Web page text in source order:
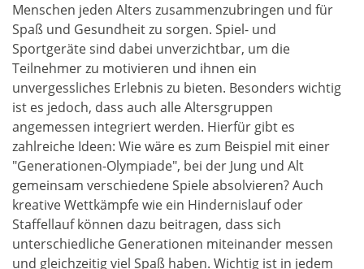
Menschen jeden Alters zusammenzubringen und für
Spaß und Gesundheit zu sorgen. Spiel- und
Sportgeräte sind dabei unverzichtbar, um die
Teilnehmer zu motivieren und ihnen ein
unvergessliches Erlebnis zu bieten. Besonders wichtig
ist es jedoch, dass auch alle Altersgruppen
angemessen integriert werden. Hierfür gibt es
zahlreiche Ideen: Wie wäre es zum Beispiel mit einer
"Generationen-Olympiade", bei der Jung und Alt
gemeinsam verschiedene Spiele absolvieren? Auch
kreative Wettkämpfe wie ein Hindernislauf oder
Staffellauf können dazu beitragen, dass sich
unterschiedliche Generationen miteinander messen
und gleichzeitig viel Spaß haben. Wichtig ist in jedem